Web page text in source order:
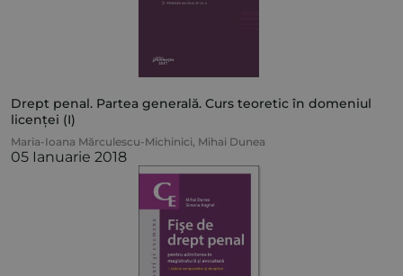
Drept penal. Partea generală. Curs teoretic în domeniul
licenței (I)
Maria-Ioana Mărculescu-Michinici, Mihai Dunea
05 Ianuarie 2018